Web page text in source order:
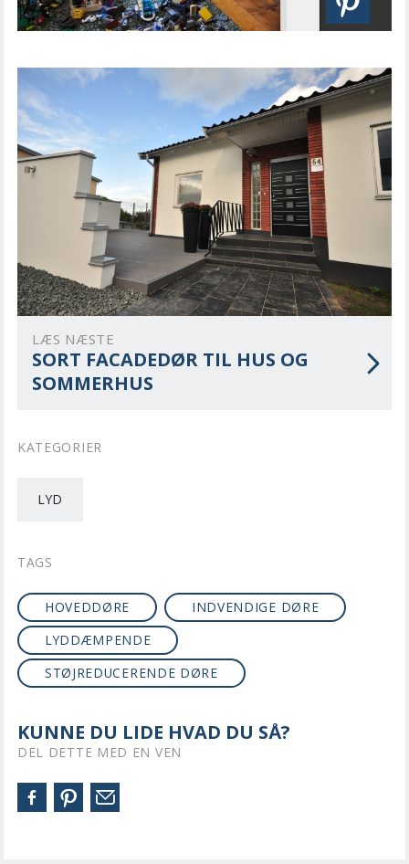
LÆS NÆSTE
SORT FACADEDØR TIL HUS OG
SOMMERHUS
KATEGORIER
LYD
TAGS
HOVEDDØRE
INDVENDIGE DØRE
LYDDÆMPENDE
STØJREDUCERENDE DØRE
KUNNE DU LIDE HVAD DU SÅ?
DEL DETTE MED EN VEN